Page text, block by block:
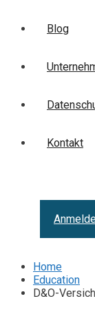
Blog
Kontakt
Home
Education
D&O-